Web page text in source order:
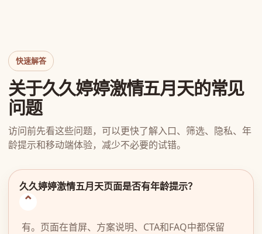
快速解答
关于久久婷婷激情五月天的常见
问题
访问前先看这些问题，可以更快了解入口、筛选、隐私、年
龄提示和移动端体验，减少不必要的试错。
久久婷婷激情五月天页面是否有年龄提示？
有。页面在首屏、方案说明、CTA和FAQ中都保留